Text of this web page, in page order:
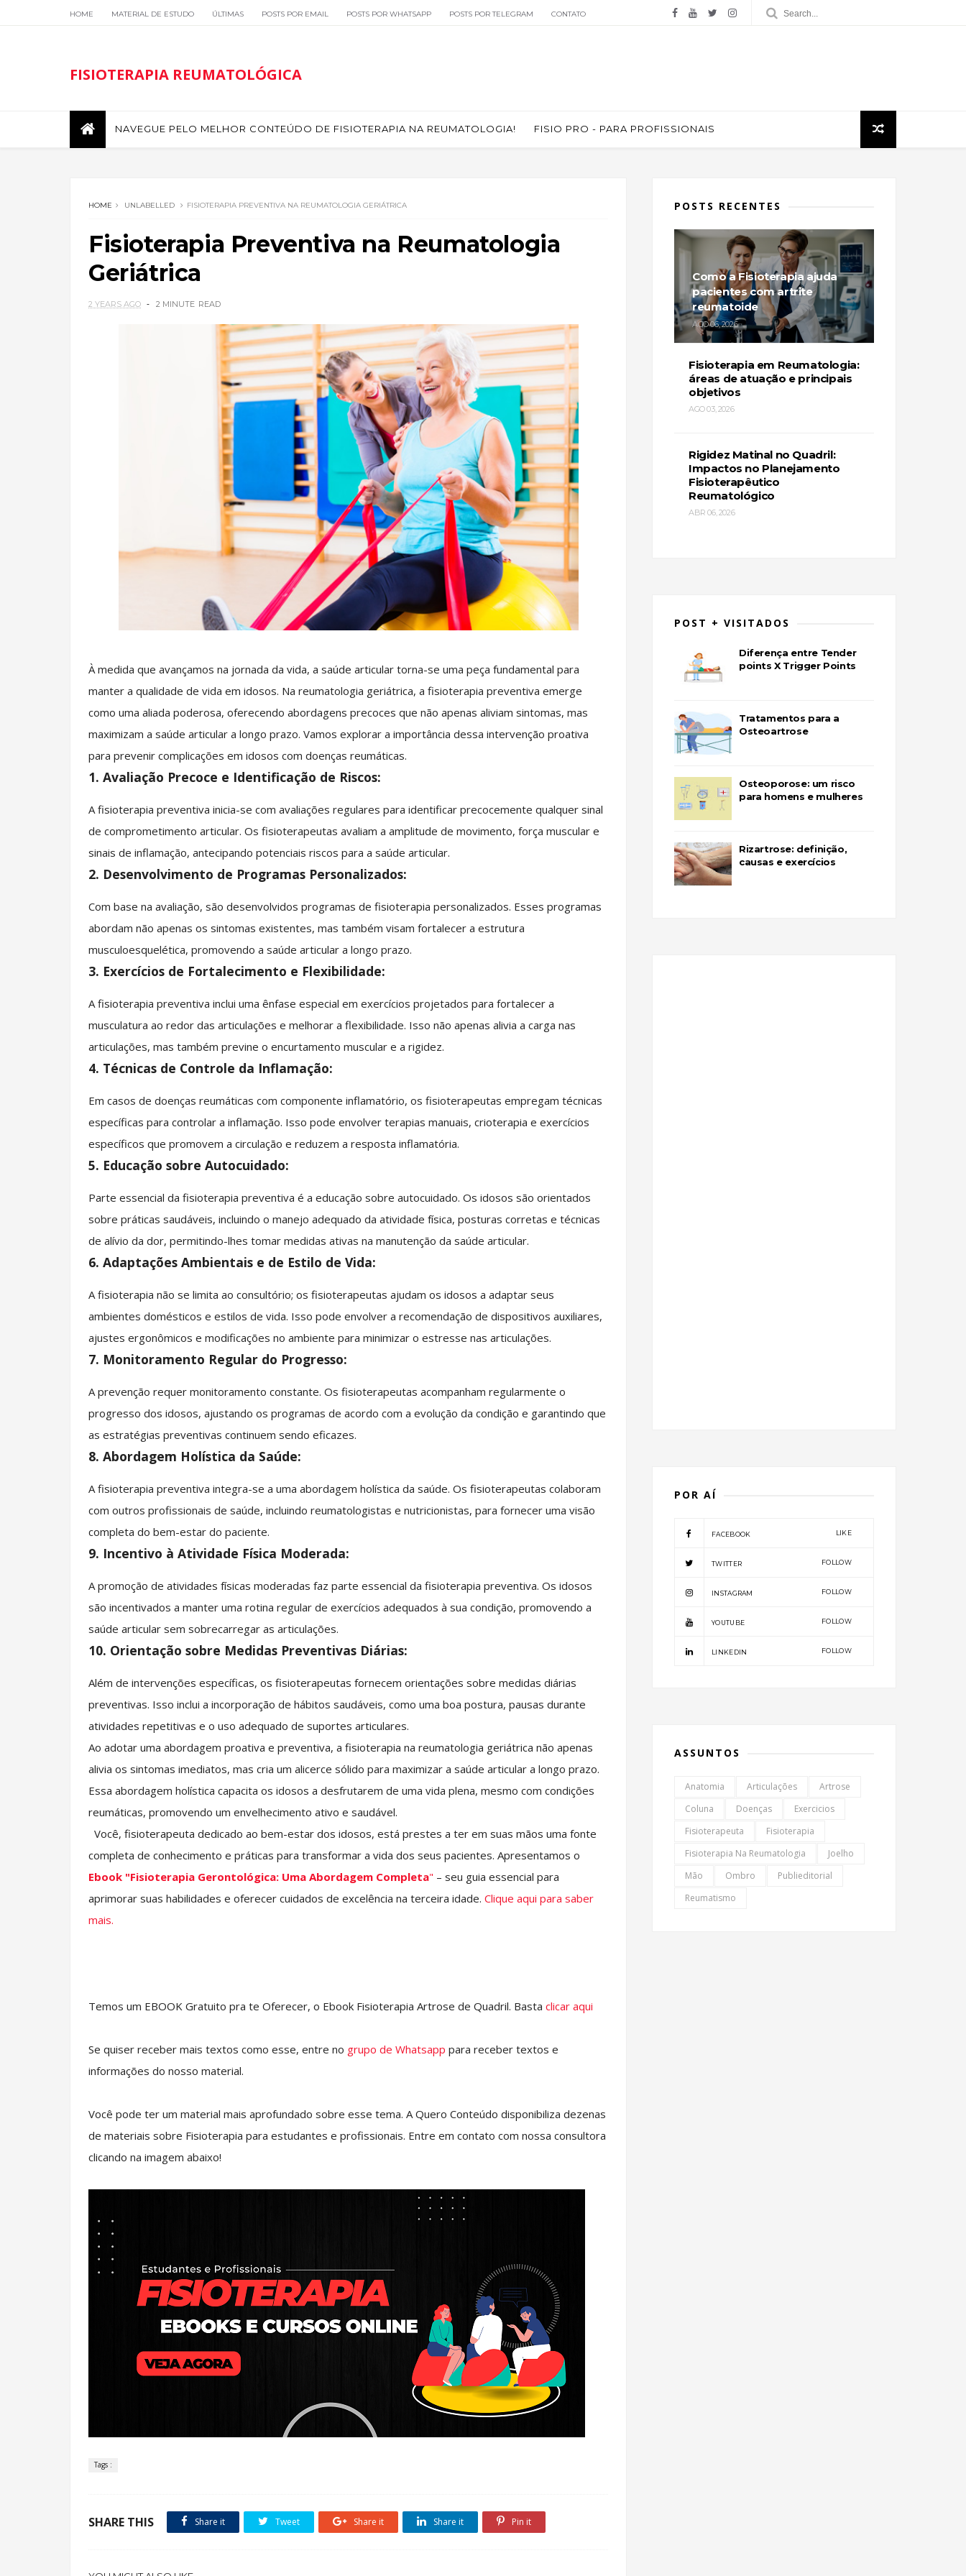
HOME MATERIAL DE ESTUDO ÚLTIMAS POSTS POR EMAIL POSTS POR WHATSAPP POSTS POR TELEGRAM CONTATO
FISIOTERAPIA REUMATOLÓGICA
NAVEGUE PELO MELHOR CONTEÚDO DE FISIOTERAPIA NA REUMATOLOGIA! FISIO PRO - PARA PROFISSIONAIS
HOME UNLABELLED FISIOTERAPIA PREVENTIVA NA REUMATOLOGIA GERIÁTRICA
Fisioterapia Preventiva na Reumatologia
Geriátrica
2 YEARS AGO 2 MINUTE READ
À medida que avançamos na jornada da vida, a saúde articular torna-se uma peça fundamental para
manter a qualidade de vida em idosos. Na reumatologia geriátrica, a fisioterapia preventiva emerge
como uma aliada poderosa, oferecendo abordagens precoces que não apenas aliviam sintomas, mas
maximizam a saúde articular a longo prazo. Vamos explorar a importância dessa intervenção proativa
para prevenir complicações em idosos com doenças reumáticas.
1. Avaliação Precoce e Identificação de Riscos:
A fisioterapia preventiva inicia-se com avaliações regulares para identificar precocemente qualquer sinal
de comprometimento articular. Os fisioterapeutas avaliam a amplitude de movimento, força muscular e
sinais de inflamação, antecipando potenciais riscos para a saúde articular.
2. Desenvolvimento de Programas Personalizados:
Com base na avaliação, são desenvolvidos programas de fisioterapia personalizados. Esses programas
abordam não apenas os sintomas existentes, mas também visam fortalecer a estrutura
musculoesquelética, promovendo a saúde articular a longo prazo.
3. Exercícios de Fortalecimento e Flexibilidade:
A fisioterapia preventiva inclui uma ênfase especial em exercícios projetados para fortalecer a
musculatura ao redor das articulações e melhorar a flexibilidade. Isso não apenas alivia a carga nas
articulações, mas também previne o encurtamento muscular e a rigidez.
4. Técnicas de Controle da Inflamação:
Em casos de doenças reumáticas com componente inflamatório, os fisioterapeutas empregam técnicas
específicas para controlar a inflamação. Isso pode envolver terapias manuais, crioterapia e exercícios
específicos que promovem a circulação e reduzem a resposta inflamatória.
5. Educação sobre Autocuidado:
Parte essencial da fisioterapia preventiva é a educação sobre autocuidado. Os idosos são orientados
sobre práticas saudáveis, incluindo o manejo adequado da atividade física, posturas corretas e técnicas
de alívio da dor, permitindo-lhes tomar medidas ativas na manutenção da saúde articular.
6. Adaptações Ambientais e de Estilo de Vida:
A fisioterapia não se limita ao consultório; os fisioterapeutas ajudam os idosos a adaptar seus
ambientes domésticos e estilos de vida. Isso pode envolver a recomendação de dispositivos auxiliares,
ajustes ergonômicos e modificações no ambiente para minimizar o estresse nas articulações.
7. Monitoramento Regular do Progresso:
A prevenção requer monitoramento constante. Os fisioterapeutas acompanham regularmente o
progresso dos idosos, ajustando os programas de acordo com a evolução da condição e garantindo que
as estratégias preventivas continuem sendo eficazes.
8. Abordagem Holística da Saúde:
A fisioterapia preventiva integra-se a uma abordagem holística da saúde. Os fisioterapeutas colaboram
com outros profissionais de saúde, incluindo reumatologistas e nutricionistas, para fornecer uma visão
completa do bem-estar do paciente.
9. Incentivo à Atividade Física Moderada:
A promoção de atividades físicas moderadas faz parte essencial da fisioterapia preventiva. Os idosos
são incentivados a manter uma rotina regular de exercícios adequados à sua condição, promovendo a
saúde articular sem sobrecarregar as articulações.
10. Orientação sobre Medidas Preventivas Diárias:
Além de intervenções específicas, os fisioterapeutas fornecem orientações sobre medidas diárias
preventivas. Isso inclui a incorporação de hábitos saudáveis, como uma boa postura, pausas durante
atividades repetitivas e o uso adequado de suportes articulares.
Ao adotar uma abordagem proativa e preventiva, a fisioterapia na reumatologia geriátrica não apenas
alivia os sintomas imediatos, mas cria um alicerce sólido para maximizar a saúde articular a longo prazo.
Essa abordagem holística capacita os idosos a desfrutarem de uma vida plena, mesmo com condições
reumáticas, promovendo um envelhecimento ativo e saudável.
Você, fisioterapeuta dedicado ao bem-estar dos idosos, está prestes a ter em suas mãos uma fonte
completa de conhecimento e práticas para transformar a vida dos seus pacientes. Apresentamos o
Ebook "Fisioterapia Gerontológica: Uma Abordagem Completa" – seu guia essencial para
aprimorar suas habilidades e oferecer cuidados de excelência na terceira idade. Clique aqui para saber
mais.
Temos um EBOOK Gratuito pra te Oferecer, o Ebook Fisioterapia Artrose de Quadril. Basta clicar aqui
Se quiser receber mais textos como esse, entre no grupo de Whatsapp para receber textos e
informações do nosso material.
Você pode ter um material mais aprofundado sobre esse tema. A Quero Conteúdo disponibiliza dezenas
de materiais sobre Fisioterapia para estudantes e profissionais. Entre em contato com nossa consultora
clicando na imagem abaixo!
Tags :
SHARE THIS Share it Tweet Share it Share it Pin it
POSTS RECENTES
Como a Fisioterapia ajuda
pacientes com artrite
reumatoide
AGO 06, 2026
Fisioterapia em Reumatologia:
áreas de atuação e principais
objetivos
AGO 03, 2026
Rigidez Matinal no Quadril:
Impactos no Planejamento
Fisioterapêutico
Reumatológico
ABR 06, 2026
POST + VISITADOS
Diferença entre Tender
points X Trigger Points
Tratamentos para a
Osteoartrose
Osteoporose: um risco
para homens e mulheres
Rizartrose: definição,
causas e exercícios
POR AÍ
FACEBOOK LIKE
TWITTER FOLLOW
INSTAGRAM FOLLOW
YOUTUBE FOLLOW
LINKEDIN FOLLOW
ASSUNTOS
Anatomia Articulações
Artrose
Coluna
Doenças
Exercicios
Fisioterapeuta
Fisioterapia
Fisioterapia Na Reumatologia
Joelho
Mão
Ombro
Publieditorial
Reumatismo